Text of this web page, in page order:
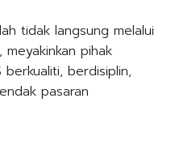
tidak langsung melalui
pihak
berkualiti, berdisiplin,
pasaran